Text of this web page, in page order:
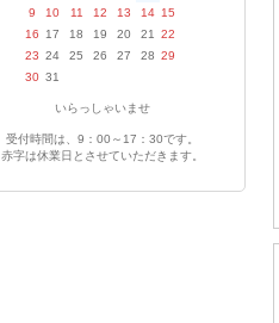
9
10 11 12 13 14 15
16
17 18 19 20 21
22
23 24 25 26 27 28 29
30 31
いらっしゃいませ
受付時間は、9：00～17：30です。
赤字は休業日とさせていただきます。